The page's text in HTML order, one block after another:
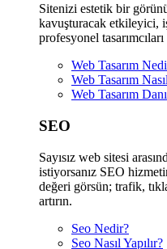
Sitenizi estetik bir
kavuşturacak etkileyici,
profesyonel
Web Tasarım
Web Tasarım
Web Tasarım
SEO
Sayısız web sitesi
istiyorsanız SEO
değeri görsün; trafik,
artırın.
Seo Nedir?
Seo Nasıl Yapılır?